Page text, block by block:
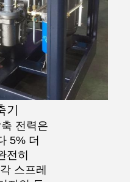
기
전력은
5% 더
전히
스프레